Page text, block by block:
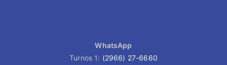
WhatsApp
Turnos 1: (2966) 27-6660